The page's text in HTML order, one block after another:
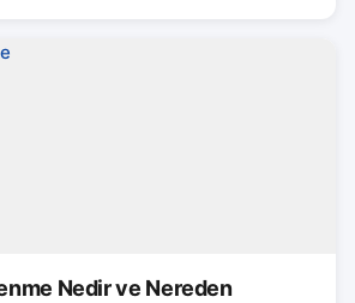
Nedir ve Nereden